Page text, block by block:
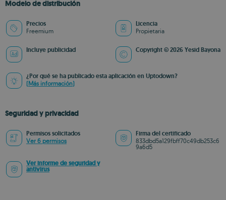
Modelo de distribución
Precios
Freemium
Licencia
Propietaria
Incluye publicidad Copyright © 2026 Yesid Bayona
¿Por qué se ha publicado esta aplicación en Uptodown?
(Más información)
Seguridad y privacidad
Permisos solicitados
Ver 6 permisos
Firma del certificado
833dbd5a129fbff70c49db253c6
9a6d5
Ver informe de seguridad y
antivirus